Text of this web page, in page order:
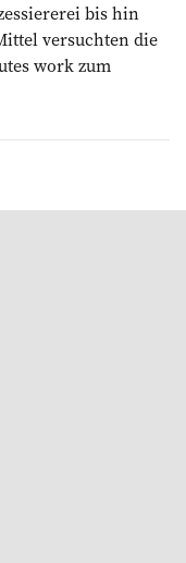
bis hin
­versuchten die
work zum